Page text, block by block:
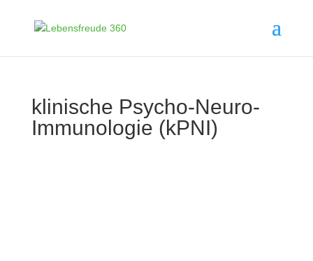
klinische Psycho-Neuro-
Immunologie (kPNI)